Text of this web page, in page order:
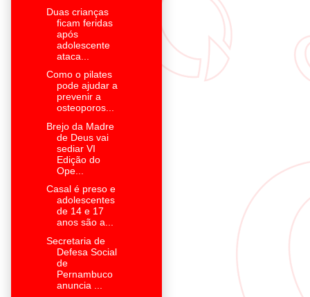
Duas crianças
ficam feridas
após
adolescente
ataca...
Como o pilates
pode ajudar a
prevenir a
osteoporos...
Brejo da Madre
de Deus vai
sediar VI
Edição do
Ope...
Casal é preso e
adolescentes
de 14 e 17
anos são a...
Secretaria de
Defesa Social
de
Pernambuco
anuncia ...